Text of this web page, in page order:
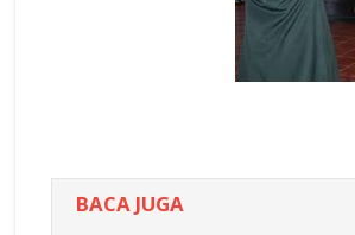
BACA JUGA